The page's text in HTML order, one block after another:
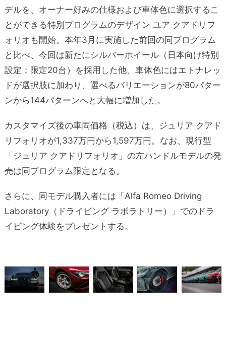
デルを、オーナー好みの仕様および車体色に選択するこ
とができる特別プログラムのデザイン ユア クアドリフ
ォリオも開始。本年3月に実施した前回の同プログラム
と比べ、今回は新たにシルバーホイール（日本向け特別
設定：限定20台）を採用した他、車体色にはエトナレッ
ドが選択肢に加わり、選べるバリエーションが80パター
ンから144パターンへと大幅に増加した。
カスタマイズ後の⾞両価格（税込）は、ジュリア クアド
リフォリオが1,337万円から1,597万円。なお、現行型
「ジュリア クアドリフォリオ」の左ハンドルモデルの発
売は同プログラム限定となる。
さらに、同モデル購入者には「Alfa Romeo Driving
Laboratory（ドライビング ラボラトリー）」でのドラ
イビング体験をプレゼントする。